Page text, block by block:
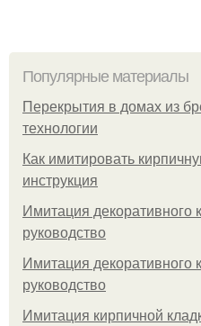
Популярные материалы
Перекрытия в домах из
технологии
Как имитировать
инструкция
Имитация декоративного
руководство
Имитация декоративного
руководство
Имитация кирпичной